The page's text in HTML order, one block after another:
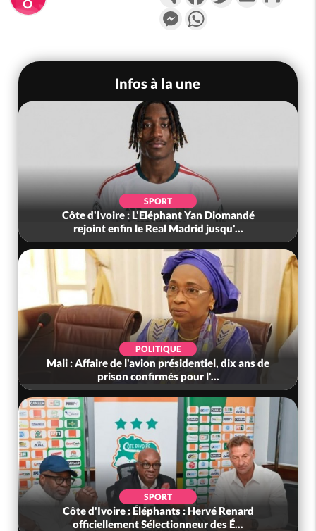
Messenger
Infos à la une
SPORT
Côte d'Ivoire : L'Eléphant Yan Diomandé
rejoint enfin le Real Madrid jusqu'...
POLITIQUE
Mali : Affaire de l'avion présidentiel, dix ans de
prison confirmés pour l'...
SPORT
Côte d'Ivoire : Éléphants : Hervé Renard
officiellement Sélectionneur des É...